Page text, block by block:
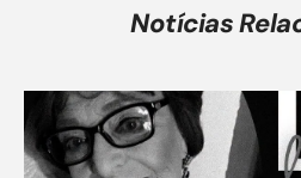
Notícias